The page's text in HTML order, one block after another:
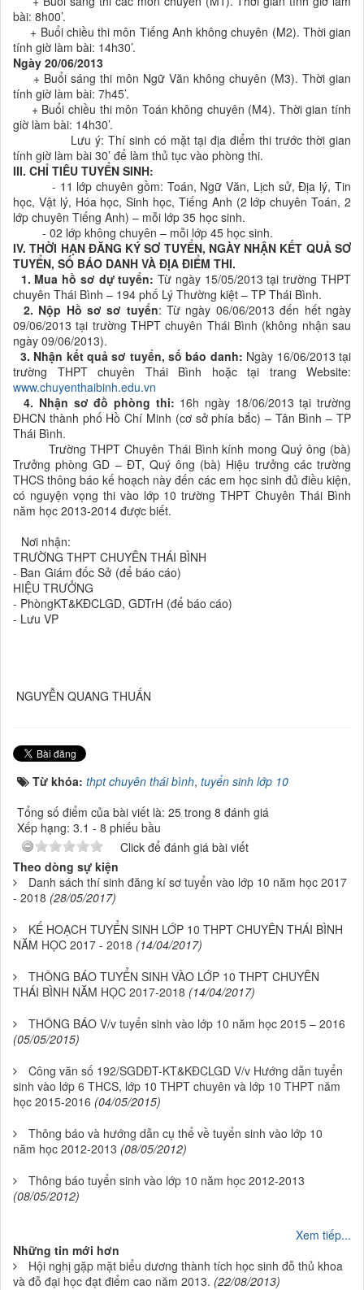
bài: 8h00’.
+ Buổi chiều thi môn Tiếng Anh không chuyên (M2). Thời gian
tính giờ làm bài: 14h30’.
Ngày 20/06/2013
+ Buổi sáng thi môn Ngữ Văn không chuyên (M3). Thời gian
tính giờ làm bài: 7h45’.
+ Buổi chiều thi môn Toán không chuyên (M4). Thời gian tính
giờ làm bài: 14h30’.
Lưu ý: Thí sinh có mặt tại địa điểm thi trước thời gian
tính giờ làm bài 30’ để làm thủ tục vào phòng thi.
III. CHỈ TIÊU TUYỂN SINH:
- 11 lớp chuyên gồm: Toán, Ngữ Văn, Lịch sử, Địa lý, Tin
học, Vật lý, Hóa học, Sinh học, Tiếng Anh (2 lớp chuyên Toán, 2
lớp chuyên Tiếng Anh) – mỗi lớp 35 học sinh.
- 02 lớp không chuyên – mỗi lớp 45 học sinh.
IV. THỜI HẠN ĐĂNG KÝ SƠ TUYỂN, NGÀY NHẬN KẾT QUẢ SƠ
TUYỂN, SỐ BÁO DANH VÀ ĐỊA ĐIỂM THI.
1. Mua hồ sơ dự tuyển: Từ ngày 15/05/2013 tại trường THPT
chuyên Thái Bình – 194 phố Lý Thường kiệt – TP Thái Bình.
2. Nộp Hồ sơ sơ tuyển: Từ ngày 06/06/2013 đến hết ngày
09/06/2013 tại trường THPT chuyên Thái Bình (không nhận sau
ngày 09/06/2013).
3. Nhận kết quả sơ tuyển, số báo danh: Ngày 16/06/2013 tại
trường THPT chuyên Thái Bình hoặc tại trang Website:
www.chuyenthaibinh.edu.vn
4. Nhận sơ đồ phòng thi: 16h ngày 18/06/2013 tại trường
ĐHCN thành phố Hồ Chí Minh (cơ sở phía bắc) – Tân Bình – TP
Thái Bình.
Trường THPT Chuyên Thái Bình kính mong Quý ông (bà)
Trưởng phòng GD – ĐT, Quý ông (bà) Hiệu trưởng các trường
THCS thông báo kế hoạch này đến các em học sinh đủ điều kiện,
có nguyện vọng thi vào lớp 10 trường THPT Chuyên Thái Bình
năm học 2013-2014 được biết.
Nơi nhận:
TRƯỜNG THPT CHUYÊN THÁI BÌNH
- Ban Giám đốc Sở (để báo cáo)
HIỆU TRƯỞNG
- PhòngKT&KĐCLGD, GDTrH (để báo cáo)
- Lưu VP
NGUYỄN QUANG THUẤN
Từ khóa: thpt chuyên thái bình, tuyển sinh lớp 10
Tổng số điểm của bài viết là: 25 trong 8 đánh giá
Xếp hạng: 3.1 - 8 phiếu bầu
Click để đánh giá bài viết
Theo dòng sự kiện
Danh sách thí sinh đăng kí sơ tuyển vào lớp 10 năm học 2017
- 2018 (28/05/2017)
KẾ HOẠCH TUYỂN SINH LỚP 10 THPT CHUYÊN THÁI BÌNH
NĂM HỌC 2017 - 2018 (14/04/2017)
THÔNG BÁO TUYỂN SINH VÀO LỚP 10 THPT CHUYÊN
THÁI BÌNH NĂM HỌC 2017-2018 (14/04/2017)
THÔNG BÁO V/v tuyển sinh vào lớp 10 năm học 2015 – 2016
(05/05/2015)
Công văn số 192/SGDĐT-KT&KĐCLGD V/v Hướng dẫn tuyển
sinh vào lớp 6 THCS, lớp 10 THPT chuyên và lớp 10 THPT năm
học 2015-2016 (04/05/2015)
Thông báo và hướng dẫn cụ thể về tuyển sinh vào lớp 10
năm học 2012-2013 (08/05/2012)
Thông báo tuyển sinh vào lớp 10 năm học 2012-2013
(08/05/2012)
Xem tiếp...
Những tin mới hơn
Hội nghị gặp mặt biểu dương thành tích học sinh đỗ thủ khoa
và đỗ đại học đạt điểm cao năm 2013. (22/08/2013)